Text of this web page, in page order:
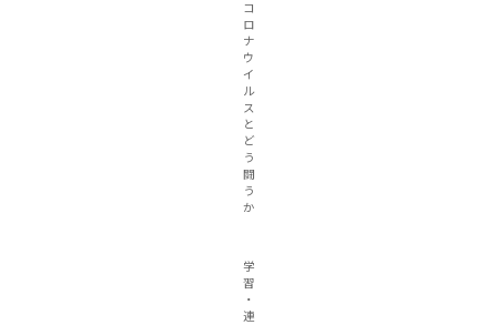
コ
ロ
ナ
ウ
イ
ル
ス
と
ど
う
闘
う
か
学
習
・
連